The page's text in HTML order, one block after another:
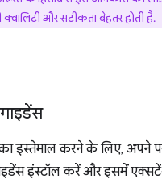
और सटीकता बेहतर होती है.
गाइडेंस
इस्तेमाल करने के लिए, अपने
इंस्टॉल करें और इसमें